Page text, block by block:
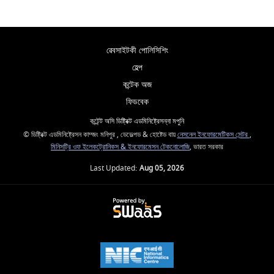
ৱেবসাইটকী পোলিসিশিং
হেল্প
কন্টেক অজ
ফিডবেক
কন্টেন্ট অসি ডিষ্ট্রিক্ট এডমিনিষ্ট্রেসন্না মপুনি
© ডিষ্ট্রিক্ট এডমিনিষ্ট্রেসন কাম্জং মনিপুর , ডেভেল্পড & হোষ্টেড বায়নেসনেল ইনফোরমেটিকস সেন্টর,
মিনিসট্রি ওফ ইলেকট্রোনিকস & ইনফোরমেসন টেকনোলোজি, ভারত সরকার
Last Updated: Aug 05, 2026